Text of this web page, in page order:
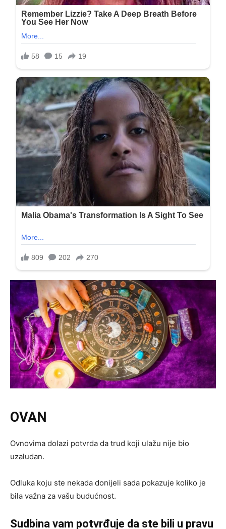
OVAN
Ovnovima dolazi potvrda da trud koji ulažu nije bio
uzaludan.
Odluka koju ste nekada donijeli sada pokazuje koliko je
bila važna za vašu budućnost.
Sudbina vam potvrđuje da ste bili u pravu